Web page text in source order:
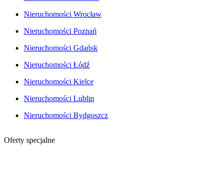
Nieruchomości Wrocław
Nieruchomości Poznań
Nieruchomości Gdańsk
Nieruchomości Łódź
Nieruchomości Kielce
Nieruchomości Lublin
Nieruchomości Bydgoszcz
Oferty specjalne